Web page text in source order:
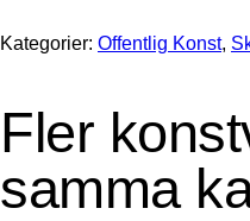
Kategorier: Offentlig Konst,
Fler
samma